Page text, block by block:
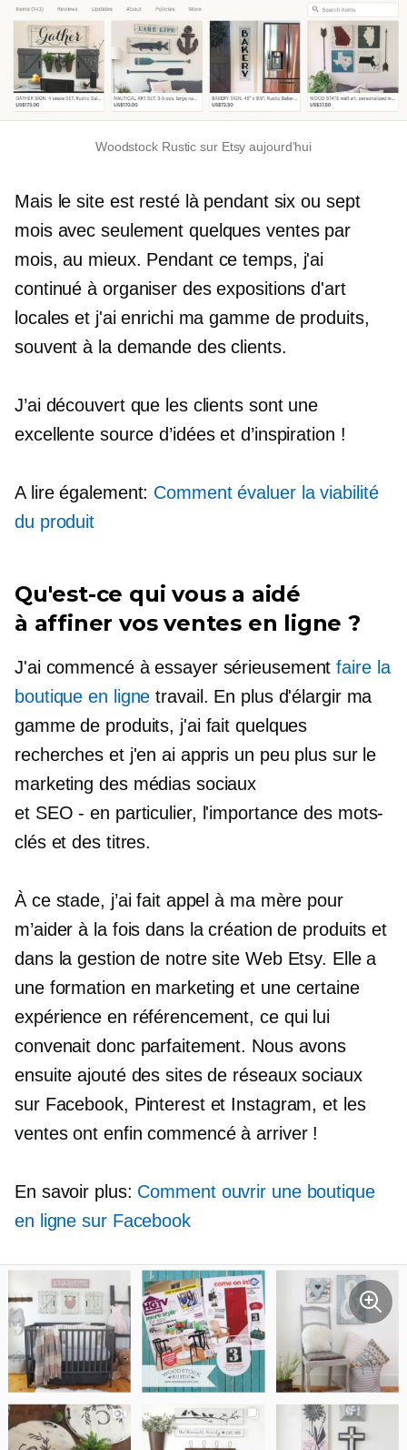
Woodstock Rustic sur Etsy aujourd’hui
Mais le site est resté là pendant six ou sept
mois avec seulement quelques ventes par
mois, au mieux. Pendant ce temps, j'ai
continué à organiser des expositions d'art
locales et j'ai enrichi ma gamme de produits,
souvent à la demande des clients.
J’ai découvert que les clients sont une
excellente source d’idées et d’inspiration !
A lire également: Comment évaluer la viabilité
du produit
Qu'est-ce qui vous a aidé
à affiner vos ventes en ligne ?
J'ai commencé à essayer sérieusementfaire la
boutique en ligne travail. En plus d'élargir ma
gamme de produits, j'ai fait quelques
recherches et j'en ai appris un peu plus sur le
marketing des médias sociaux
et SEO - en particulier, l'importance des mots-
clés et des titres.
À ce stade, j’ai fait appel à ma mère pour
m’aider à la fois dans la création de produits et
dans la gestion de notre site Web Etsy. Elle a
une formation en marketing et une certaine
expérience en référencement, ce qui lui
convenait donc parfaitement. Nous avons
ensuite ajouté des sites de réseaux sociaux
sur Facebook, Pinterest et Instagram, et les
ventes ont enfin commencé à arriver !
En savoir plus: Comment ouvrir une boutique
en ligne sur Facebook